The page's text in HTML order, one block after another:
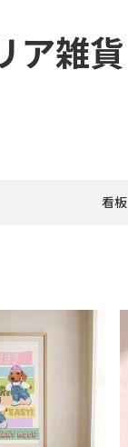
ア雑貨
看板